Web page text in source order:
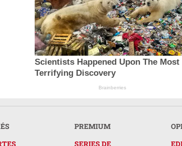
Scientists Happened Upon The Most
Terrifying Discovery
Brainberries
PREMIUM
SERIES DE